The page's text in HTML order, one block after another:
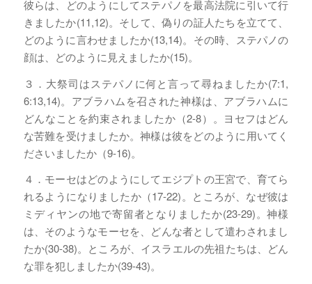
彼らは、どのようにしてステパノを最高法院に引いて行
きましたか(11,12)。そして、偽りの証人たちを立てて、
どのように言わせましたか(13,14)。その時、ステパノの
顔は、どのように見えましたか(15)。
３．大祭司はステパノに何と言って尋ねましたか(7:1,
6:13,14)。アブラハムを召された神様は、アブラハムに
どんなことを約束されましたか（2-8）。ヨセフはどん
な苦難を受けましたか。神様は彼をどのように用いてく
ださいましたか（9-16)。
４．モーセはどのようにしてエジプトの王宮で、育てら
れるようになりましたか（17-22)。ところが、なぜ彼は
ミディヤンの地で寄留者となりましたか(23-29)。神様
は、そのようなモーセを、どんな者として遣わされまし
たか(30-38)。ところが、イスラエルの先祖たちは、どん
な罪を犯しましたか(39-43)。